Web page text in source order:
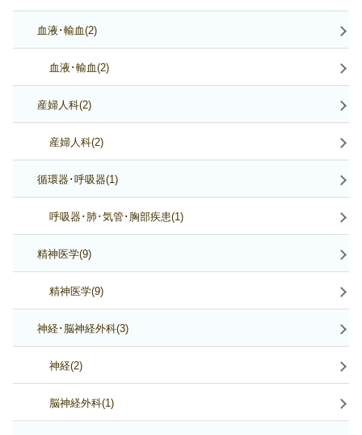
血液･輸血(2)
血液･輸血(2)
産婦人科(2)
産婦人科(2)
循環器･呼吸器(1)
呼吸器･肺･気管･胸部疾患(1)
精神医学(9)
精神医学(9)
神経･脳神経外科(3)
神経(2)
脳神経外科(1)